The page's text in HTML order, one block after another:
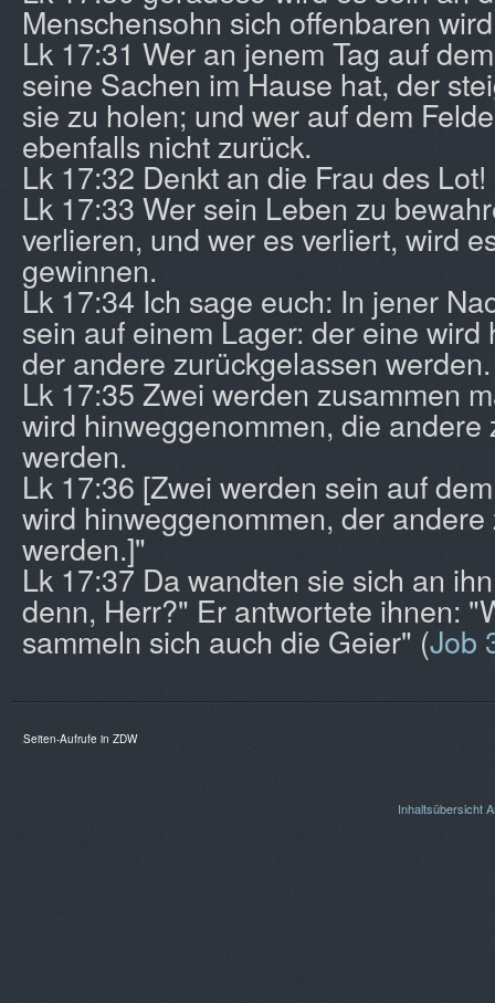
Menschensohn sich offenbaren
Lk 17:31 Wer an jenem Tag auf
seine Sachen im Hause hat, der
sie zu holen; und wer auf dem
ebenfalls nicht zurück.
Lk 17:32 Denkt an die Frau des Lot!
Lk 17:33 Wer sein Leben zu
verlieren, und wer es verliert, wird
gewinnen.
Lk 17:34 Ich sage euch: In jener
sein auf einem Lager: der eine
der andere zurückgelassen werden.
Lk 17:35 Zwei werden zusammen
wird hinweggenommen, die andere
werden.
Lk 17:36 [Zwei werden sein auf
wird hinweggenommen, der
werden.]"
Lk 17:37 Da wandten sie sich an
denn, Herr?" Er antwortete ihnen:
sammeln sich auch die Geier" (Job
Seiten-Aufrufe in ZDW
Inhaltsübersicht